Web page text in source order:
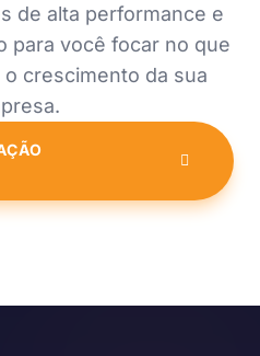
de alta performance e
para você focar no que
crescimento da sua